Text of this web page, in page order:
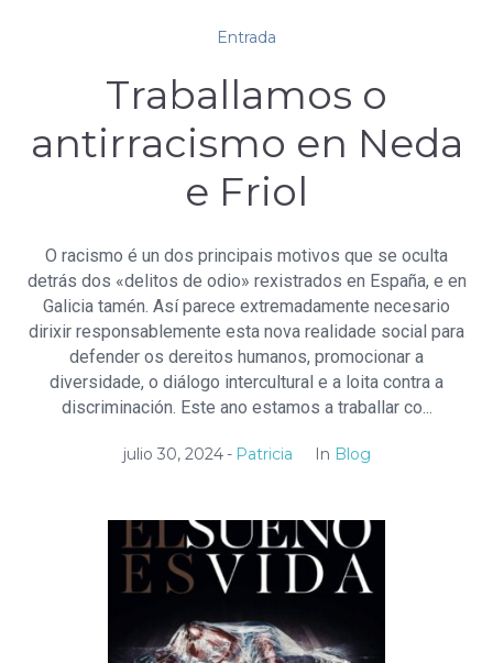
Entrada
Traballamos o
antirracismo en Neda
e Friol
O racismo é un dos principais motivos que se oculta
detrás dos «delitos de odio» rexistrados en España, e en
Galicia tamén. Así parece extremadamente necesario
dirixir responsablemente esta nova realidade social para
defender os dereitos humanos, promocionar a
diversidade, o diálogo intercultural e a loita contra a
discriminación. Este ano estamos a traballar co...
julio 30, 2024 Patricia In Blog